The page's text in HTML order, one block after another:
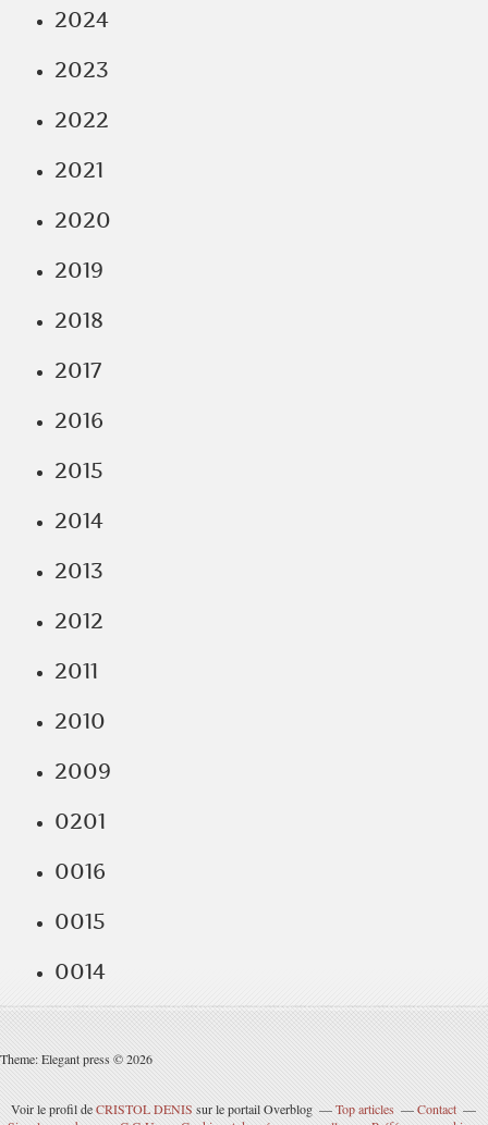
2024
2023
2022
2021
2020
2019
2018
2017
2016
2015
2014
2013
2012
2011
2010
2009
0201
0016
0015
0014
Theme: Elegant press © 2026
Voir le profil deCRISTOL DENIS sur le portail Overblog Top articles
Contact